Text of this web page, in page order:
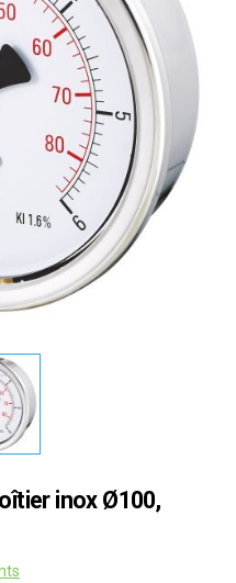
inox Ø100,